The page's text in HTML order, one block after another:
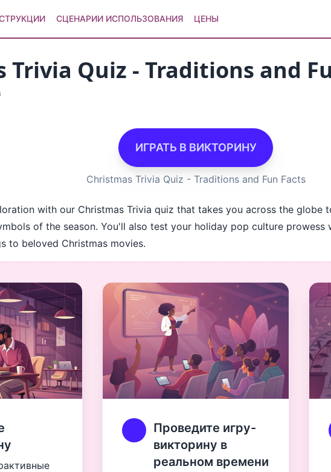
СЦЕНАРИИ ИСПОЛЬЗОВАНИЯ ЦЕНЫ
Trivia Quiz - Traditions and
ИГРАТЬ В ВИКТОРИНУ
Christmas Trivia Quiz - Traditions and Fun Facts
with our Christmas Trivia quiz that takes you across the globe
of the season. You'll also test your holiday pop culture
to beloved Christmas movies.
Проведите игру-
викторину в
реальном времени